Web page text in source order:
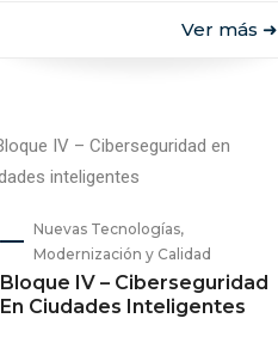
Ver más ➜
Nuevas Tecnologías,
Modernización y Calidad
Bloque IV – Ciberseguridad
En Ciudades Inteligentes